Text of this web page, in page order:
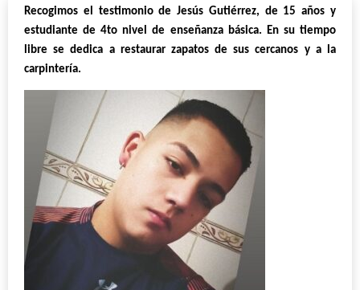
Recogimos el testimonio de Jesús Gutiérrez, de 15 años y
estudiante de 4to nivel de enseñanza básica. En su tiempo
libre se dedica a restaurar zapatos de sus cercanos y a la
carpintería.